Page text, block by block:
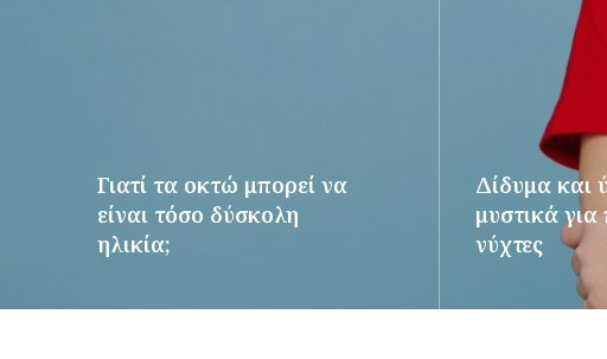
Γιατί τα οκτώ μπορεί να
είναι τόσο δύσκολη
ηλικία;
Δίδυμα και
μυστικά για
νύχτες